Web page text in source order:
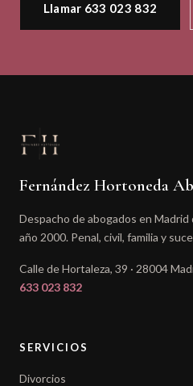
Llamar 633 023 832
Fernández Hortoneda
Despacho de abogados en Madrid
año 2000. Penal, civil, familia y
Calle de Hortaleza, 39 · 28004
633 023 832
SERVICIOS
Divorcios